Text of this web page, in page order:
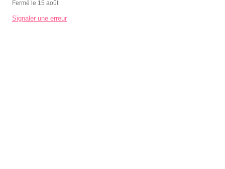
Fermé le 15 août
Signaler une erreur